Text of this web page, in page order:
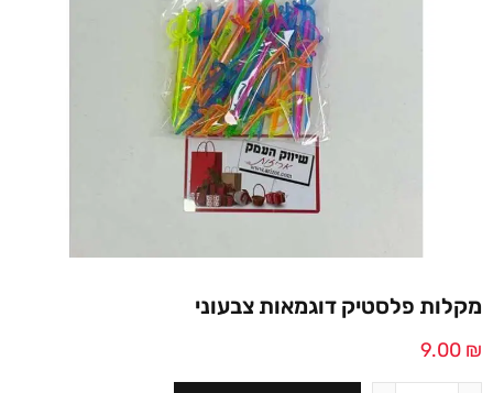
מקלות פלסטיק דוגמאות צבעוני
9.00 ₪